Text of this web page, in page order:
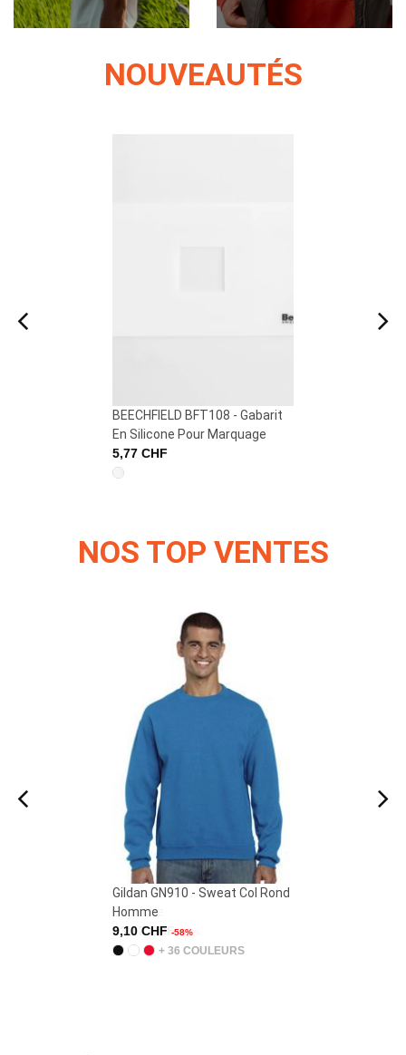
NOUVEAUTÉS
BEECHFIELD BFT108 - Gabarit
En Silicone Pour Marquage
5,77 CHF
BEECHFIELD BFT107 - Gabarit
En Silicone Pour Marquage
5,77 CHF
NOS TOP VENTES
Gildan GN910 - Sweat Col Rond
Homme
9,10 CHF -58%
+ 36 COULEURS
Gildan GN940 - Sweat À
Capuche
13,17 CHF-58%
+ 46 COULEURS